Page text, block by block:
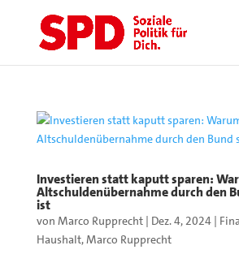
Investieren statt kaputt sparen:
Altschuldenübernahme durch den
ist
von Marco Rupprecht| Dez. 4, 2024|
Haushalt,Marco Rupprecht